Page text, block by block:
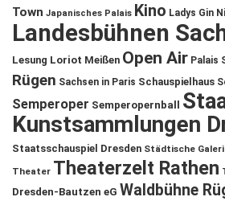
Town Japanisches Palais Kino Ladys Gin
Landesbühnen
Lesung Loriot Meißen Open Air Palais
Rügen Sachsen in Paris Schauspielhaus
Semperoper Semperopernball
Kunstsammlungen
Staatsschauspiel Dresden Städtische
Theater Theaterzelt Rathen
Dresden-Bautzen eG Waldbühne